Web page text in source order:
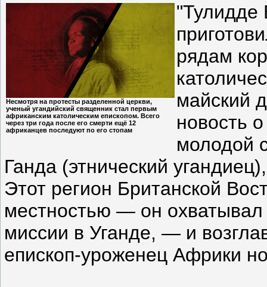
Несмотря на протесты разделенной церкви,
ученый угандийский священник стал первым
африканским католическим епископом. Всего
через три года после его смерти ещё 12
африканцев последуют по его стопам
рядам
майский
новость
молодой
Ганда (этнический
Этот регион Британской
местностью — он охватывал
миссии в Уганде, — и
епископ-уроженец Африки